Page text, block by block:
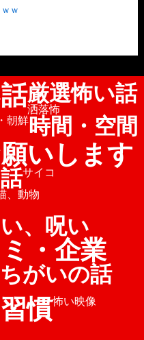
ｗ
厳選怖い話
洒落怖
朝鮮時間・空間
いします
サイコ
、動物
、呪い
・企業
がいの話
慣怖い映像